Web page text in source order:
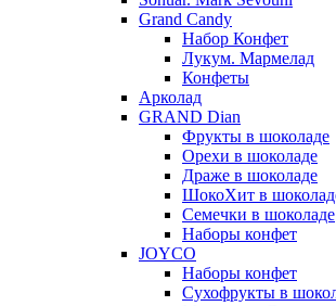
Grand Candy
Набор Конфет
Лукум. Мармелад
Конфеты
Арколад
GRAND Dian
Фрукты в шоколаде
Орехи в шоколаде
Драже в шоколаде
ШокоХит в
Семечки в шоколаде
Наборы конфет
JOYCO
Наборы конфет
Сухофрукты в